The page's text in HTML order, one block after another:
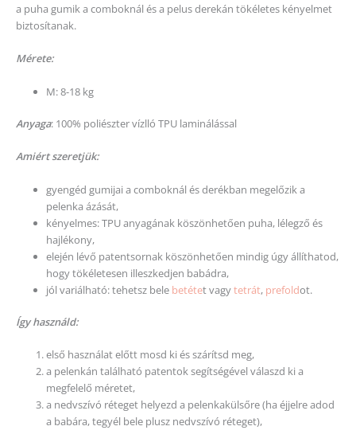
a puha gumik a comboknál és a pelus derekán tökéletes kényelmet
biztosítanak.
Mérete:
M: 8-18 kg
Anyaga: 100% poliészter vízlló TPU laminálással
Amiért szeretjük:
gyengéd gumijai a comboknál és derékban megelőzik a
pelenka ázását,
kényelmes: TPU anyagának köszönhetően puha, lélegző és
hajlékony,
elején lévő patentsornak köszönhetően mindig úgy állíthatod,
hogy tökéletesen illeszkedjen babádra,
jól variálható: tehetsz bele betétet vagytetrát, prefoldot.
Így használd:
első használat előtt mosd ki és szárítsd meg,
a pelenkán található patentok segítségével válaszd ki a
megfelelő méretet,
a nedvszívó réteget helyezd a pelenkakülsőre (ha éjjelre adod
a babára, tegyél bele plusz nedvszívó réteget),